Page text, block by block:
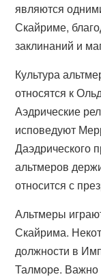
являются
Скайриме,
заклинаний и
Культура
относятся к
Аэдрические
исповедуют
Даэдрического
альтмеров
относится с
Альтмеры
Скайрима.
должности в
Талморе. Важно